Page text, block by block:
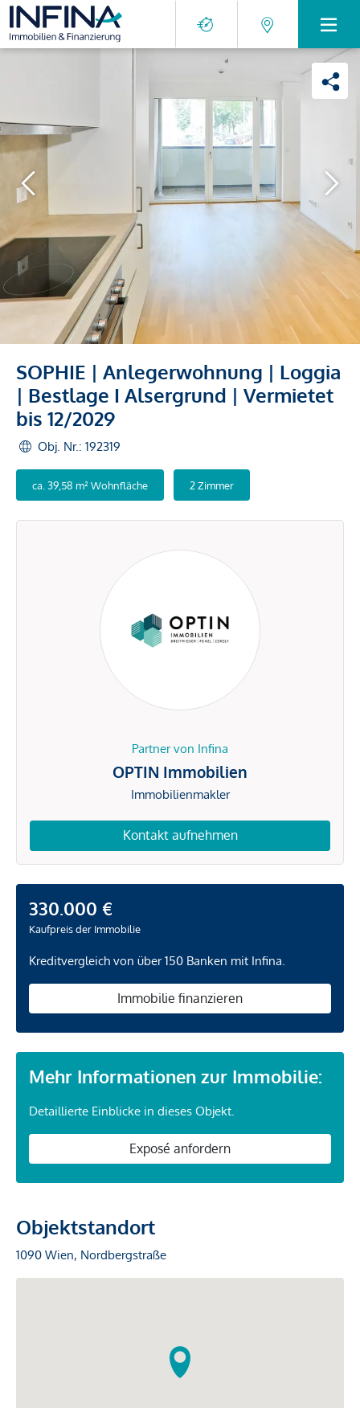
SOPHIE | Anlegerwohnung | Loggia
| Bestlage I Alsergrund | Vermietet
bis 12/2029
Obj. Nr.: 192319
ca. 39,58 m² Wohnfläche 2 Zimmer
Partner von Infina
OPTIN Immobilien
Immobilienmakler
Kontakt aufnehmen
330.000 €
Kaufpreis der Immobilie
Kreditvergleich von über 150 Banken mit Infina.
Immobilie finanzieren
Mehr Informationen zur Immobilie:
Detaillierte Einblicke in dieses Objekt.
Exposé anfordern
Objektstandort
1090 Wien, Nordbergstraße